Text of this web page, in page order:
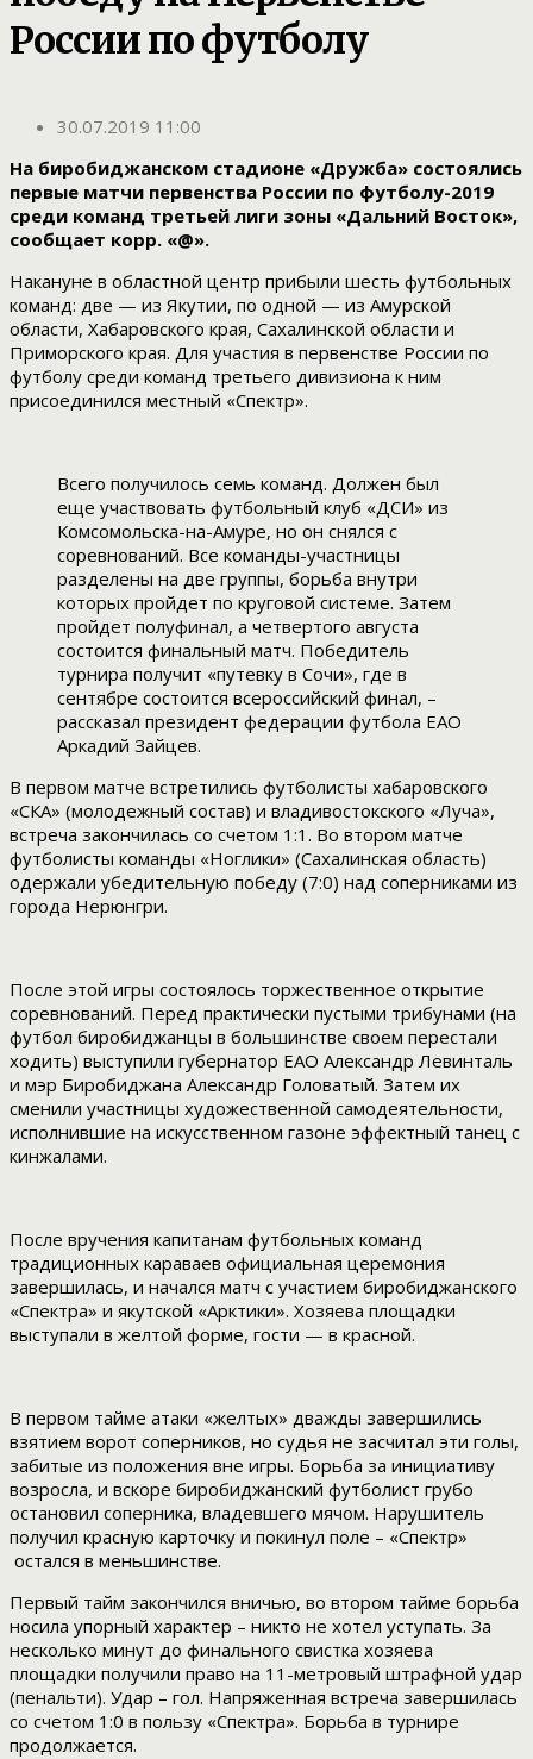
России по футболу
30.07.2019 11:00
На биробиджанском стадионе «Дружба» состоялись
первые матчи первенства России по футболу-2019
среди команд третьей лиги зоны «Дальний Восток»,
сообщает корр. «@».
Накануне в областной центр прибыли шесть футбольных
команд: две — из Якутии, по одной — из Амурской
области, Хабаровского края, Сахалинской области и
Приморского края. Для участия в первенстве России по
футболу среди команд третьего дивизиона к ним
присоединился местный «Спектр».
Всего получилось семь команд. Должен был
еще участвовать футбольный клуб «ДСИ» из
Комсомольска-на-Амуре, но он снялся с
соревнований. Все команды-участницы
разделены на две группы, борьба внутри
которых пройдет по круговой системе. Затем
пройдет полуфинал, а четвертого августа
состоится финальный матч. Победитель
турнира получит «путевку в Сочи», где в
сентябре состоится всероссийский финал, –
рассказал президент федерации футбола ЕАО
Аркадий Зайцев.
В первом матче встретились футболисты хабаровского
«СКА» (молодежный состав) и владивостокского «Луча»,
встреча закончилась со счетом 1:1. Во втором матче
футболисты команды «Ноглики» (Сахалинская область)
одержали убедительную победу (7:0) над соперниками из
города Нерюнгри.
После этой игры состоялось торжественное открытие
соревнований. Перед практически пустыми трибунами (на
футбол биробиджанцы в большинстве своем перестали
ходить) выступили губернатор ЕАО Александр Левинталь
и мэр Биробиджана Александр Головатый. Затем их
сменили участницы художественной самодеятельности,
исполнившие на искусственном газоне эффектный танец с
кинжалами.
После вручения капитанам футбольных команд
традиционных караваев официальная церемония
завершилась, и начался матч с участием биробиджанского
«Спектра» и якутской «Арктики». Хозяева площадки
выступали в желтой форме, гости — в красной.
В первом тайме атаки «желтых» дважды завершились
взятием ворот соперников, но судья не засчитал эти голы,
забитые из положения вне игры. Борьба за инициативу
возросла, и вскоре биробиджанский футболист грубо
остановил соперника, владевшего мячом. Нарушитель
получил красную карточку и покинул поле – «Спектр»
остался в меньшинстве.
Первый тайм закончился вничью, во втором тайме борьба
носила упорный характер – никто не хотел уступать. За
несколько минут до финального свистка хозяева
площадки получили право на 11-метровый штрафной удар
(пенальти). Удар – гол. Напряженная встреча завершилась
со счетом 1:0 в пользу «Спектра». Борьба в турнире
продолжается.